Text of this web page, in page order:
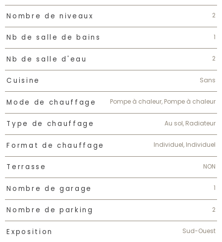
Nombre de niveaux 2
Nb de salle de bains 1
Nb de salle d'eau 2
Cuisine Sans
Mode de chauffage Pompe à chaleur, Pompe à chaleur
Type de chauffage Au sol, Radiateur
Format de chauffage Individuel, Individuel
Terrasse NON
Nombre de garage 1
Nombre de parking 2
Exposition Sud-Ouest